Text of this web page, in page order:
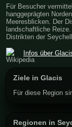
Für Besucher
hanggeprägten
Meeresblicken. Der
landschaftliche
Distrikten der
Infos über
Ziele in Glacis
Für diese Region
Regionen in